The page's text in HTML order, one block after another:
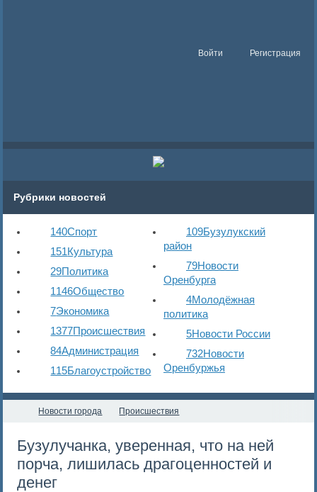
Войти Регистрация
Рубрики новостей
140Спорт
151Культура
29Политика
1146Общество
7Экономика
1377Происшествия
84Администрация
115Благоустройство
109Бузулукский
район
79Новости
Оренбурга
4Молодёжная
политика
5Новости России
732Новости
Оренбуржья
Новости города Происшествия
Бузулучанка, уверенная, что на ней
порча, лишилась драгоценностей и
денег